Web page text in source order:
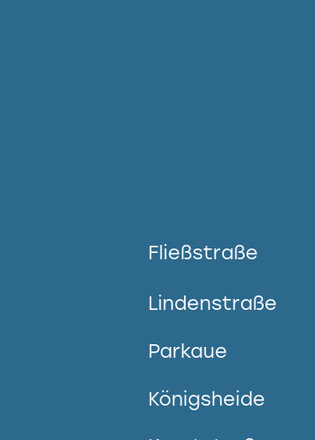
Fließstraße
Lindenstraße
Parkaue
Königsheide